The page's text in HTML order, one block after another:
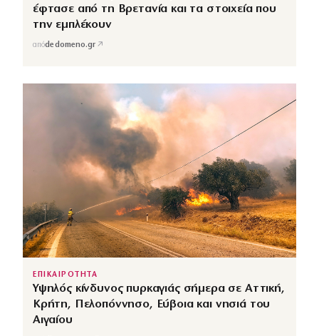
έφτασε από τη Βρετανία και τα στοιχεία που
την εμπλέκουν
απόdedomeno.gr ↗
ΕΠΙΚΑΙΡΟΤΗΤΑ
Υψηλός κίνδυνος πυρκαγιάς σήμερα σε Αττική,
Κρήτη, Πελοπόννησο, Εύβοια και νησιά του
Αιγαίου